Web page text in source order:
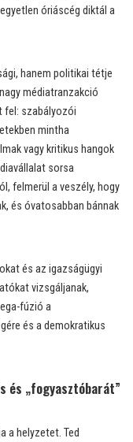
óriáscég diktál a
hanem politikai tétje
médiatranzakció
fel: szabályozói
mintha
vagy kritikus hangok
sorsa
felmerül a veszély, hogy
és óvatosabban bánnak
és az igazságügyi
vizsgáljanak,
fúzió a
és a demokratikus
és „fogyasztóbarát”
a helyzetet. Ted